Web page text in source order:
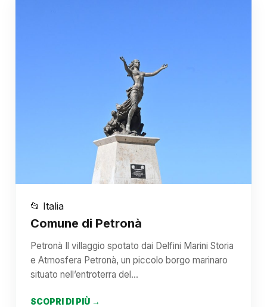
📂 Italia
Comune di Petronà
Petronà Il villaggio spotato dai Delfini Marini Storia
e Atmosfera Petronà, un piccolo borgo marinaro
situato nell’entroterra del…
SCOPRI DI PIÙ →